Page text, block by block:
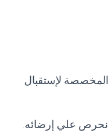
لإستقبال
نحرص علي إرضائه